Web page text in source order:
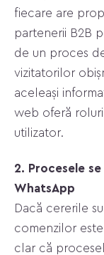
fiecare are
partenerii B2B
de un proces
vizitatorilor
aceleași
web oferă
utilizator.
2. Procesele
WhatsApp
Dacă cererile
comenzilor
clar că